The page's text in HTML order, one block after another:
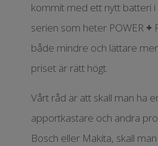
kommit med ett nytt batteri i
serien som heter POWER +
både mindre och lättare
priset är rätt högt.
Vårt råd är att skall man ha
apportkastare och andra
Bosch eller Makita, skall